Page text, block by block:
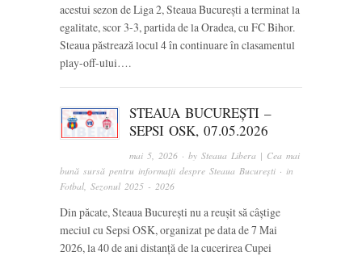
acestui sezon de Liga 2, Steaua București a terminat la
egalitate, scor 3-3, partida de la Oradea, cu FC Bihor.
Steaua păstrează locul 4 în continuare în clasamentul
play-off-ului….
STEAUA BUCUREȘTI –
SEPSI OSK, 07.05.2026
mai 5, 2026 · bySteaua Libera | Cea mai
bună sursă pentru informații despre Steaua București · in
Fotbal Sezonul 2025 - 2026
Din păcate, Steaua București nu a reușit să câștige
meciul cu Sepsi OSK, organizat pe data de 7 Mai
2026, la 40 de ani distanță de la cucerirea Cupei